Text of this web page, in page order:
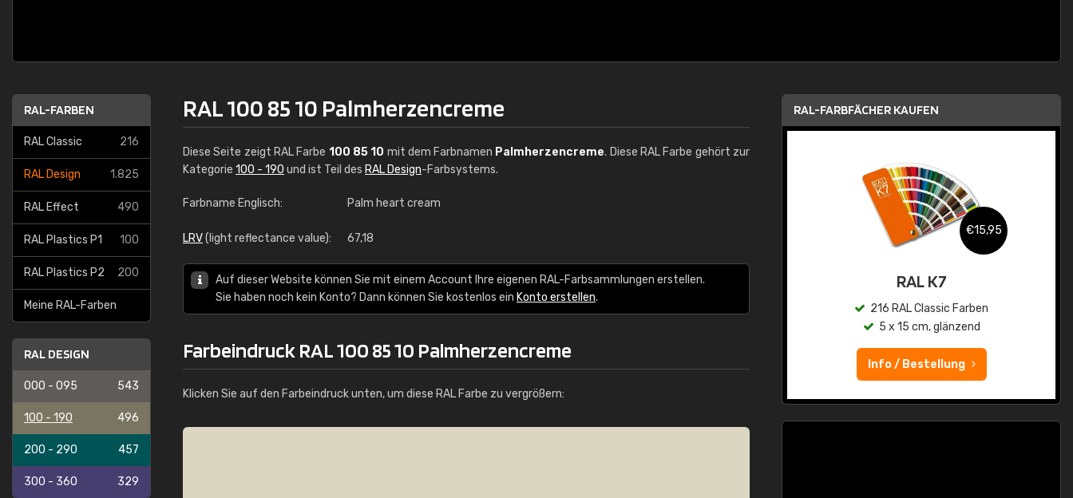
RAL-FARBEN
RAL Classic 216
RAL Design 1.825
RAL Effect 490
RAL Plastics P1 100
RAL Plastics P2 200
Meine RAL-Farben
RAL DESIGN
000 - 095 543
100 - 190 496
200 - 290 457
300 - 360 329
RAL 100 85 10 Palmherzencreme
Diese Seite zeigt RAL Farbe 100 85 10 mit dem Farbnamen Palmherzencreme. Diese RAL Farbe gehört zur
Kategorie 100 - 190 und ist Teil des RAL Design-Farbsystems.
Farbname Englisch: Palm heart cream
LRV(light reflectance value): 67,18
Auf dieser Website können Sie mit einem Account Ihre eigenen RAL-Farbsammlungen erstellen.
Sie haben noch kein Konto? Dann können Sie kostenlos ein Konto erstellen.
Farbeindruck RAL 100 85 10 Palmherzencreme
Klicken Sie auf den Farbeindruck unten, um diese RAL Farbe zu vergrößern:
RAL-FARBFÄCHER KAUFEN
RAL K7 auf Wasserbasis
€15,95
RAL K7
216 RAL Classic Farben
5 x 15 cm, glänzend
Info / Bestellung